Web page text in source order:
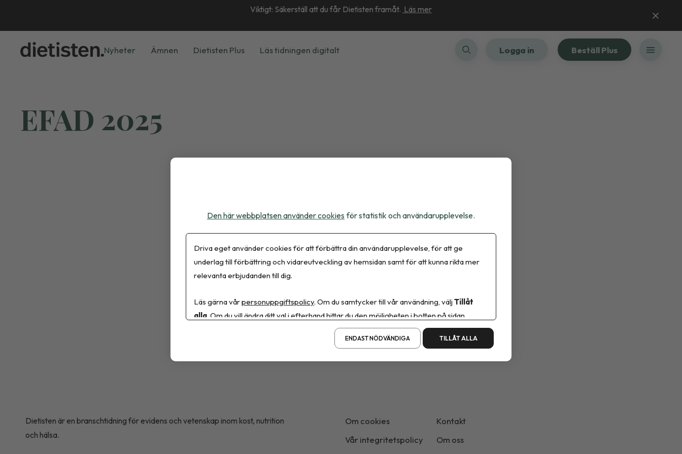
Viktigt: Säkerställ att du får Dietisten framåt. Läs mer
Nyheter Ämnen Dietisten Plus Läs tidningen digitalt Logga in Beställ Plus
EFAD 2025
Dietisten är en branschtidning för evidens och vetenskap inom kost, nutrition
och hälsa.
Om cookies
Vår integritetspolicy
Kontakt
Om oss
Den här webbplatsen använder cookies för statistik och användarupplevelse.
Driva eget använder cookies för att förbättra din användarupplevelse, för att ge
underlag till förbättring och vidareutveckling av hemsidan samt för att kunna rikta mer
relevanta erbjudanden till dig.
Läs gärna vårpersonuppgiftspolicy. Om du samtycker till vår användning, väljTillåt
alla . Om du vill ändra ditt val i efterhand hittar du den möjligheten i botten på sidan.
ENDAST NÖDVÄNDIGA TILLÅT ALLA